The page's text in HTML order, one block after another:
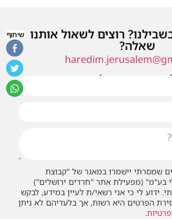
רוצים לשאול אותנו
שאלה?
פנייה ונחזור אליכם בהקדם
שמסרתי יישמרו במאגר של "קבוצת
בע"מ" (מפעילת אתר "חרדים ירושלים")
ידוע לי כי אני רשאי/ת לעיין במידע, לבקש
הפרטים היא רשות, אך בלעדיהם לא ניתן
.
שיתוף